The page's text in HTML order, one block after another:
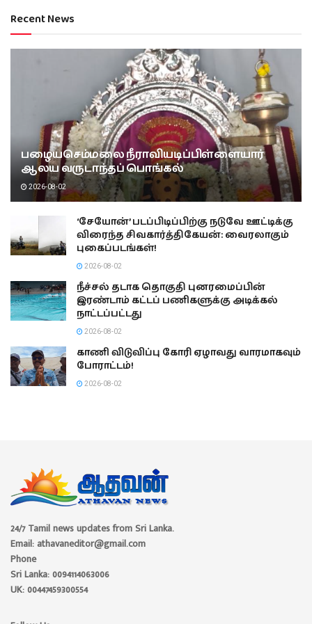
Recent News
பழையசெம்மலை நீராவியடிப்பிள்ளையார்
ஆலய வருடாந்தப் பொங்கல்
2026-08-02
‘சேயோன்’ படப்பிடிப்பிற்கு நடுவே ஊட்டிக்கு
விரைந்த சிவகார்த்திகேயன்: வைரலாகும்
புகைப்படங்கள்!
2026-08-02
நீச்சல் தடாக தொகுதி புனரமைப்பின்
இரண்டாம் கட்டப் பணிகளுக்கு அடிக்கல்
நாட்டப்பட்டது
2026-08-02
காணி விடுவிப்பு கோரி ஏழாவது வாரமாகவும்
போராட்டம்!
2026-08-02
24/7 Tamil news updates from Sri Lanka.
Email: athavaneditor@gmail.com
Phone
Sri Lanka: 0094114063006
UK: 00447459300554